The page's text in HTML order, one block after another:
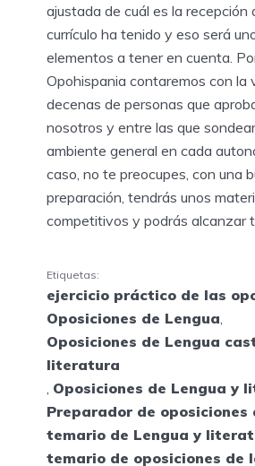
ajustada de cuál es la recepción
currículo ha tenido y eso será
elementos a tener en cuenta.
Opohispania contaremos con la
decenas de personas que
nosotros y entre las que
ambiente general en cada
caso, no te preocupes, con una
preparación, tendrás unos
competitivos y podrás alcanzar
Etiquetas:
ejercicio práctico de las
Oposiciones de Lengua,
Oposiciones de Lengua
literatura
, Oposiciones de Lengua y
Preparador de oposiciones
temario de Lengua y
temario de oposiciones de